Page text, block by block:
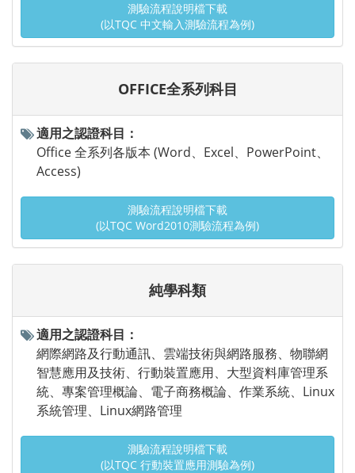
測驗流程說明檔下載
(以TQC 中文輸入測驗流程為例)
OFFICE全系列科目
適用之認證科目：
Office 全系列各版本 (Word、Excel、PowerPoint、
Access)
測驗流程說明檔下載
(以TQC Word2010測驗流程為例)
純學科類
適用之認證科目：
網際網路及行動通訊、雲端技術與網路服務、物聯網
智慧應用及技術、行動裝置應用、大型資料庫管理系
統、專案管理概論、電子商務概論、作業系統、Linux
系統管理、Linux網路管理
測驗流程說明檔下載
(以TQC 行動裝置應用測驗為例)